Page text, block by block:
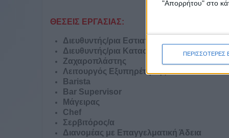
"Απορρήτου" στο
ΠΕΡΙΣΣΟΤΕΡΕΣ
ΘΕΣΕΙΣ ΕΡΓΑΣΙΑΣ:
Διευθυντής/ρια Εστιατορίου
Διευθυντής/ρια Καταστήματος
Ζαχαροπλάστης
Λειτουργός Εξυπηρέτησης Πελατών
Barista
Bar Supervisor
Μάγειρας
Chef
Σερβιτόρος/α
Διανομέας με Επαγγελματική Άδεια